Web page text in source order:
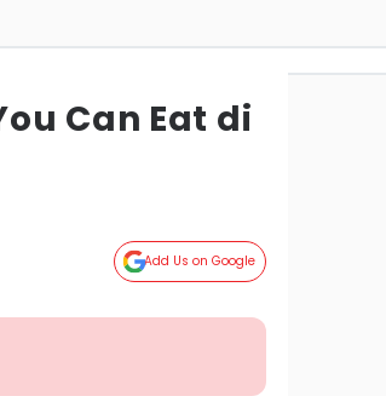
Can Eat di
Add Us on Google